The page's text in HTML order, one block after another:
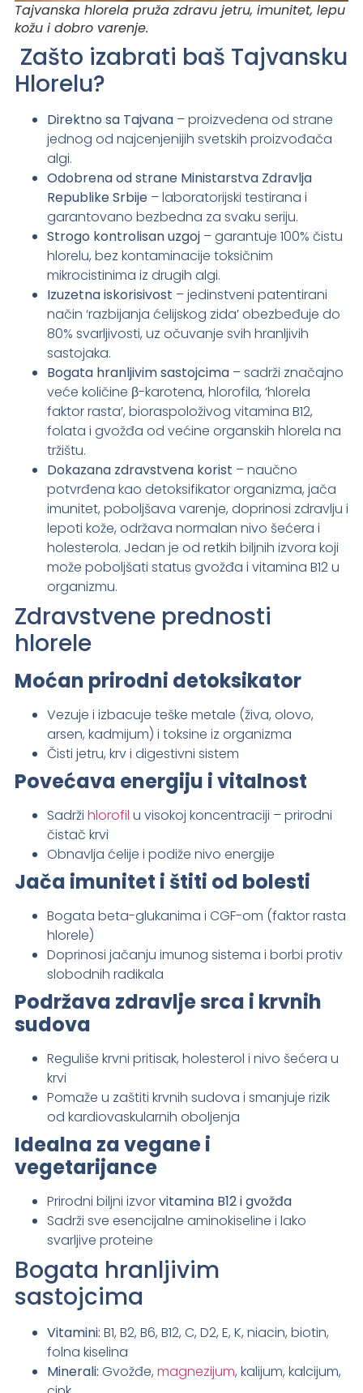
Tajvanska hlorela pruža zdravu jetru, imunitet, lepu
kožu i dobro varenje.
Zašto izabrati baš Tajvansku
Hlorelu?
Direktno sa Tajvana– proizvedena od strane
jednog od najcenjenijih svetskih proizvođača
algi.
Odobrena od strane Ministarstva Zdravlja
Republike Srbije– laboratorijski testirana i
garantovano bezbedna za svaku seriju.
Strogo kontrolisan uzgoj– garantuje 100% čistu
hlorelu, bez kontaminacije toksičnim
mikrocistinima iz drugih algi.
Izuzetna iskorisivost – jedinstveni patentirani
način ‘razbijanja ćelijskog zida’ obezbeđuje do
80% svarljivosti, uz očuvanje svih hranljivih
sastojaka.
Bogata hranljivim sastojcima– sadrži značajno
veće količine β-karotena, hlorofila, ‘hlorela
faktor rasta’, bioraspoloživog vitamina B12,
folata i gvožđa od većine organskih hlorela na
tržištu.
Dokazana zdravstvena korist – naučno
potvrđena kao detoksifikator organizma, jača
imunitet, poboljšava varenje, doprinosi zdravlju i
lepoti kože, održava normalan nivo šećera i
holesterola. Jedan je od retkih biljnih izvora koji
može poboljšati status gvožđa i vitamina B12 u
organizmu.
Zdravstvene prednosti
hlorele
Moćan prirodni detoksikator
Vezuje i izbacuje teške metale (živa, olovo,
arsen, kadmijum) i toksine iz organizma
Čisti jetru, krv i digestivni sistem
Povećava energiju i vitalnost
Sadrži hlorofil u visokoj koncentraciji – prirodni
čistač krvi
Obnavlja ćelije i podiže nivo energije
Jača imunitet i štiti od bolesti
Bogata beta-glukanima i CGF-om (faktor rasta
hlorele)
Doprinosi jačanju imunog sistema i borbi protiv
slobodnih radikala
Podržava zdravlje srca i krvnih
sudova
Reguliše krvni pritisak, holesterol i nivo šećera u
krvi
Pomaže u zaštiti krvnih sudova i smanjuje rizik
od kardiovaskularnih oboljenja
Idealna za vegane i
vegetarijance
Prirodni biljni izvorvitamina B12 i gvožđa
Sadrži sve esencijalne aminokiseline i lako
svarljive proteine
Bogata hranljivim
sastojcima
Vitamini: B1, B2, B6, B12, C, D2, E, K, niacin, biotin,
folna kiselina
Minerali: Gvožđe, magnezijum, kalijum, kalcijum,